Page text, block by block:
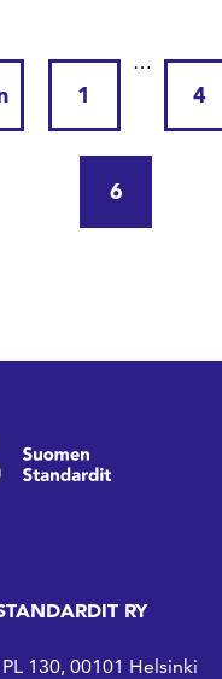
1
…
4
6
RY
130, 00101 Helsinki